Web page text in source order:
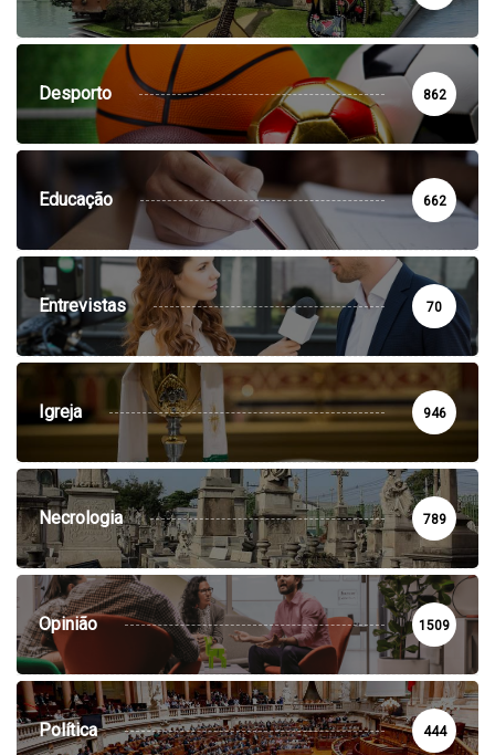
Desporto 862
Educação 662
Entrevistas 70
Igreja 946
Necrologia 789
Opinião 1509
Política 444